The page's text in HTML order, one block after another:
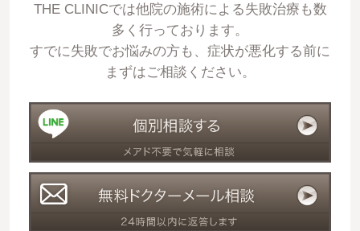
THE CLINICでは他院の施術による失敗治療も数
多く行っております。
すでに失敗でお悩みの方も、症状が悪化する前に
まずはご相談ください。